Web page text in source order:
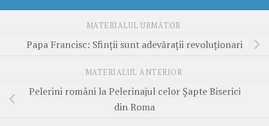
MATERIALUL URMĂTOR
Papa Francisc: Sfinții sunt adevărații revoluționari
MATERIALUL ANTERIOR
Pelerini români la Pelerinajul celor Șapte Biserici
din Roma